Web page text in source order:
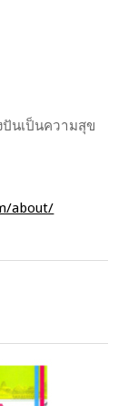
นเป็นความสุข
about/